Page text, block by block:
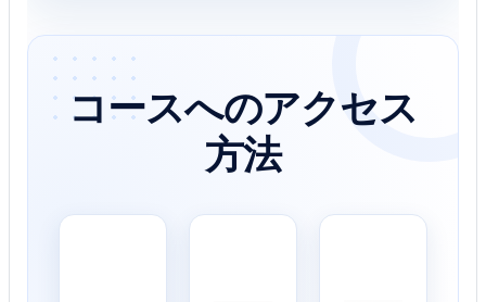
コースへのアクセス
方法